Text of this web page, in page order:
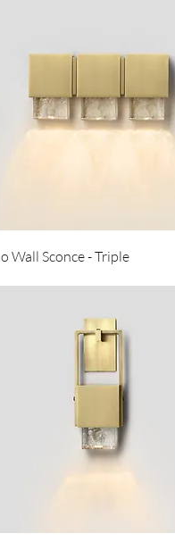
Wall Sconce - Triple